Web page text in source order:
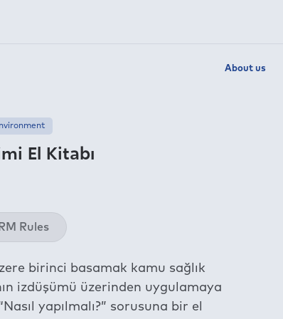
About us
El Kitabı
Rules
birinci basamak kamu sağlık
izdüşümü üzerinden uygulamaya
yapılmalı?” sorusuna bir el